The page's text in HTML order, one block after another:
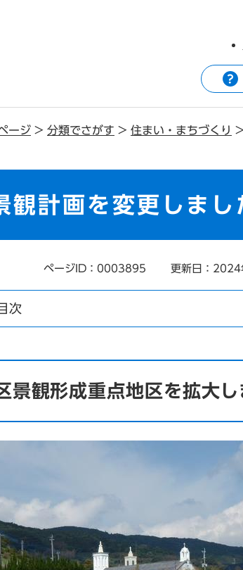
ージ > 分類でさがす > 住まい・まちづくり
観計画を変更しま
ページID：0003895 更新日：
次
景観形成重点地区を拡大し